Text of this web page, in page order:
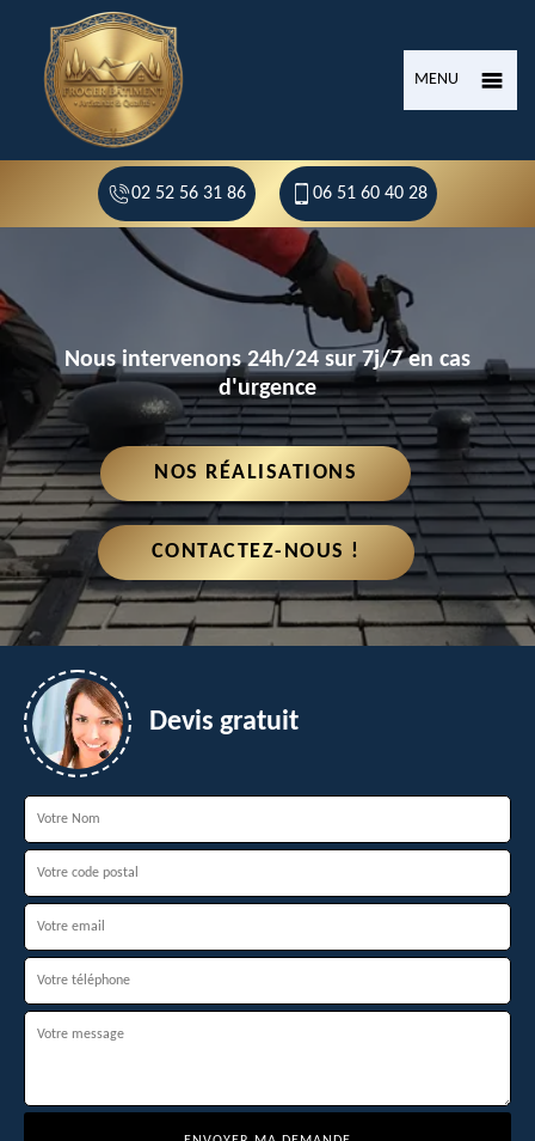
MENU
02 52 56 31 86 06 51 60 40 28
Nous intervenons 24h/24 sur 7j/7 en cas
d'urgence
NOS RÉALISATIONS
CONTACTEZ-NOUS !
Devis gratuit